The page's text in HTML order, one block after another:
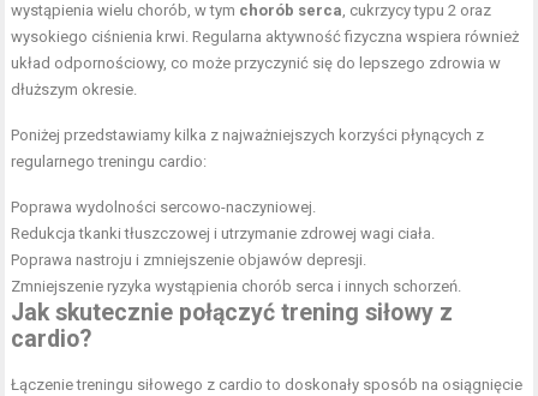
wystąpienia wielu chorób, w tym chorób serca, cukrzycy typu 2 oraz
wysokiego ciśnienia krwi. Regularna aktywność fizyczna wspiera również
układ odpornościowy, co może przyczynić się do lepszego zdrowia w
dłuższym okresie.
Poniżej przedstawiamy kilka z najważniejszych korzyści płynących z
regularnego treningu cardio:
Poprawa wydolności sercowo-naczyniowej.
Redukcja tkanki tłuszczowej i utrzymanie zdrowej wagi ciała.
Poprawa nastroju i zmniejszenie objawów depresji.
Zmniejszenie ryzyka wystąpienia chorób serca i innych schorzeń.
Jak skutecznie połączyć trening siłowy z
cardio?
Łączenie treningu siłowego z cardio to doskonały sposób na osiągnięcie